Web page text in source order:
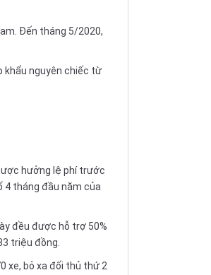
Đến tháng 5/2020,
khẩu nguyên chiếc từ
hưởng lệ phí trước
4 tháng đầu năm của
đều được hỗ trợ 50%
triệu đồng.
xe, bỏ xa đối thủ thứ 2